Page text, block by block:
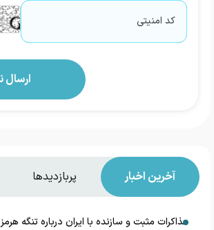
آخرین اخبار پربازدیدها
مذاکرات مثبت و سازنده با ایران درباره تنگه